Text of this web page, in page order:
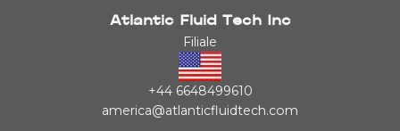
Atlantic Fluid Tech Inc
Filiale
+44 6648499610
america@atlanticfluidtech.com